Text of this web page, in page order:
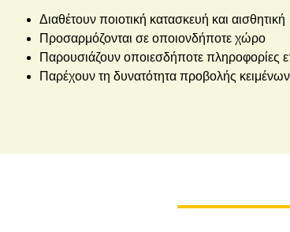
Διαθέτουν ποιοτική κατασκευή και αισθητική
Προσαρμόζονται σε οποιονδήποτε χώρο
Παρουσιάζουν οποιεσδήποτε πληροφορίες
Παρέχουν τη δυνατότητα προβολής